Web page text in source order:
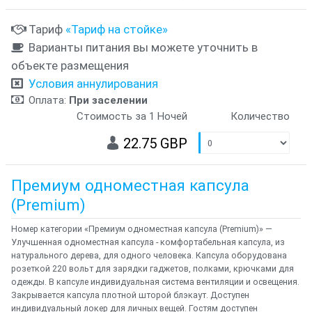
Тариф «Тариф на стойке»
Варианты питания вы можете уточнить в
объекте размещения
Условия аннулирования
Оплата: При заселении
Стоимость за 1 Ночей
Количество
22.75 GBP
Премиум одноместная капсула
(Premium)
Номер категории «Премиум одноместная капсула (Premium)» —
Улучшенная одноместная капсула - комфортабельная капсула, из
натурального дерева, для одного человека. Капсула оборудована
розеткой 220 вольт для зарядки гаджетов, полками, крючками для
одежды. В капсуле индивидуальная система вентиляции и освещения.
Закрывается капсула плотной шторой блэкаут. Доступен
индивидуальный локер для личных вещей. Гостям доступен